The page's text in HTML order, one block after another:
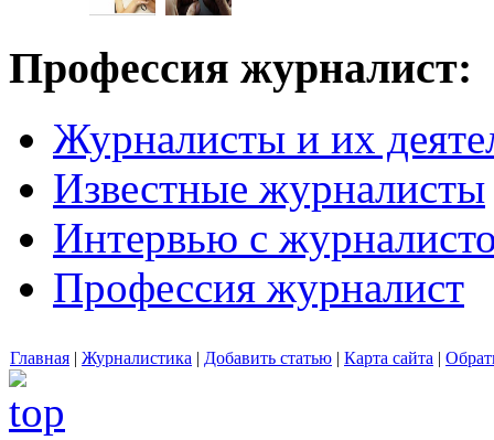
Профессия журналист:
Журналисты и их
Известные журналисты
Интервью с
Профессия журналист
Главная | Журналистика | Добавить статью | Карта сайта |